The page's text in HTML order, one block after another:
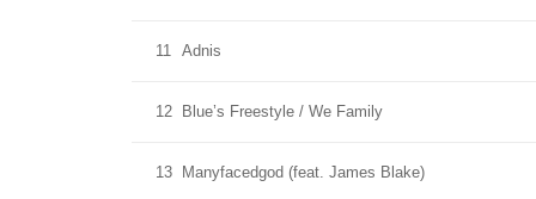
11 Adnis
12 Blue’s Freestyle / We Family
13 Manyfacedgod (feat. James Blake)